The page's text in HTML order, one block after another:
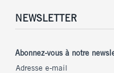
NEWSLETTER
Abonnez-vous à notre
Adresse e-mail